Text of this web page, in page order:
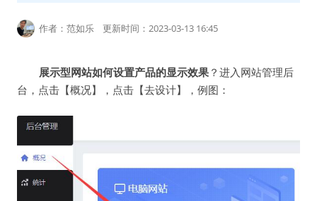
作者：范如乐 更新时间：2023-03-13 16:45
展示型网站如何设置产品的显示效果？进入网站管理后
台，点击【概况】，点击【去设计】，例图：